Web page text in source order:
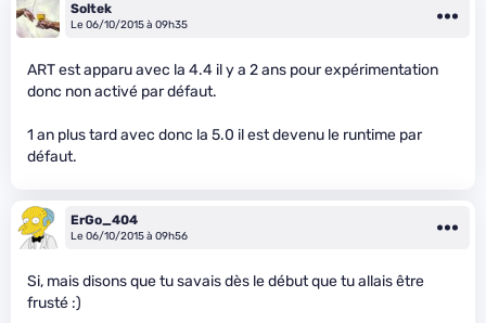
Soltek
Le 06/10/2015 à 09h35
ART est apparu avec la 4.4 il y a 2 ans pour expérimentation
donc non activé par défaut.
1 an plus tard avec donc la 5.0 il est devenu le runtime par
défaut.
ErGo_404
Le 06/10/2015 à 09h56
Si, mais disons que tu savais dès le début que tu allais être
frusté :)